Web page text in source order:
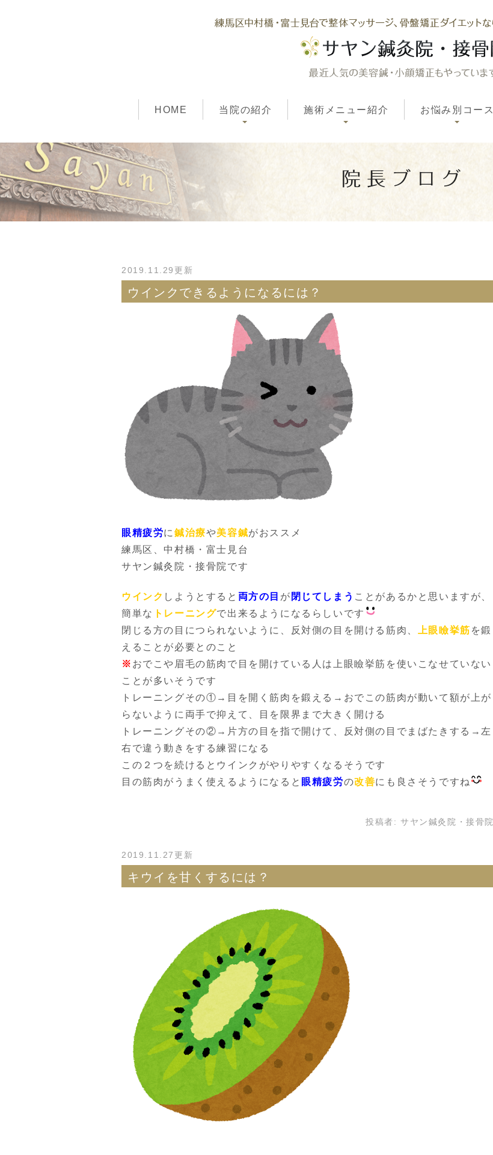
HOME 当院の紹介 施術メニュー紹介 お悩み別コース
院長ブログ
2019.11.29更新
ウインクできるようになるには？
眼精疲労に鍼治療や美容鍼がおススメ
練馬区、中村橋・富士見台
サヤン鍼灸院・接骨院です
ウインク しようとすると 両方の目 が 閉じてしまう ことがあるかと思いますが、
簡単な トレーニングで出来るようになるらしいです
閉じる方の目につられないように、反対側の目を開ける筋肉、
上眼瞼挙筋 を鍛
えることが必要とのこと
※ おでこや眉毛の筋肉で目を開けている人は上眼瞼挙筋を使いこなせていない
ことが多いそうです
トレーニングその①→目を開く筋肉を鍛える→おでこの筋肉が動いて額が上が
らないように両手で抑えて、目を限界まで大きく開ける
トレーニングその②→片方の目を指で開けて、反対側の目でまばたきする→左
右で違う動きをする練習になる
この２つを続けるとウインクがやりやすくなるそうです
目の筋肉がうまく使えるようになると 眼精疲労の改善にも良さそうですね
投稿者: サヤン鍼灸院・接骨院
2019.11.27更新
キウイを甘くするには？